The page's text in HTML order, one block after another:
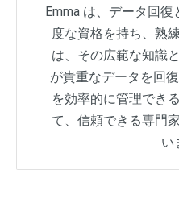
Emma は、データ回
度な資格を持ち、熟
は、その広範な知識
が貴重なデータを回
を効率的に管理でき
て、信頼できる専門
い